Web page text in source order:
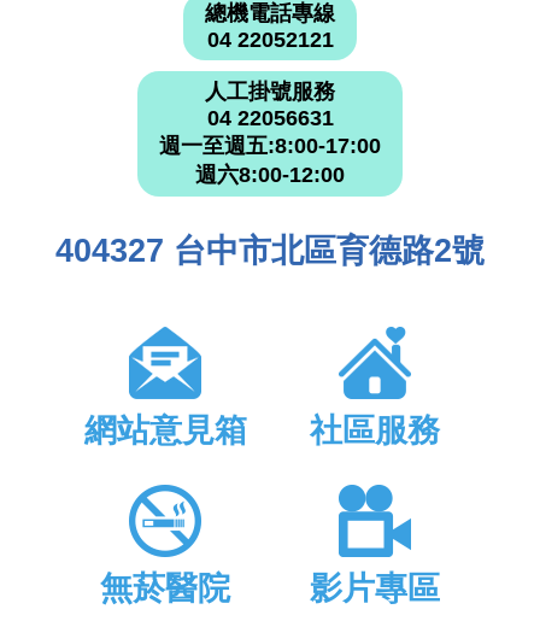
總機電話專線
04 22052121
人工掛號服務
04 22056631
週一至週五:8:00-17:00
週六8:00-12:00
404327 台中市北區育德路2號
網站意見箱 社區服務
無菸醫院 影片專區